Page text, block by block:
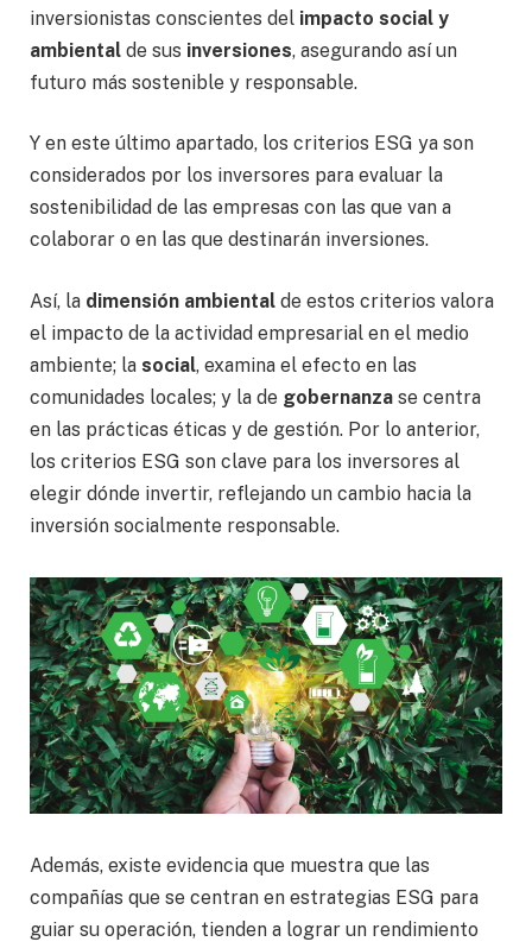
inversionistas conscientes del impacto social y
ambiental de sus inversiones, asegurando así un
futuro más sostenible y responsable.
Y en este último apartado, los criterios ESG ya son
considerados por los inversores para evaluar la
sostenibilidad de las empresas con las que van a
colaborar o en las que destinarán inversiones.
Así, la dimensión ambiental de estos criterios valora
el impacto de la actividad empresarial en el medio
ambiente; la social, examina el efecto en las
comunidades locales; y la de gobernanza se centra
en las prácticas éticas y de gestión. Por lo anterior,
los criterios ESG son clave para los inversores al
elegir dónde invertir, reflejando un cambio hacia la
inversión socialmente responsable.
Además, existe evidencia que muestra que las
compañías que se centran en estrategias ESG para
guiar su operación, tienden a lograr un rendimiento